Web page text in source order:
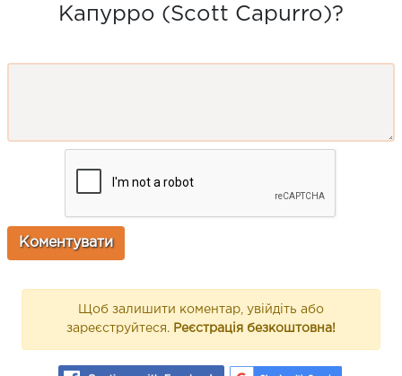
Капурро (Scott Capurro)?
Щоб залишити коментар, увійдіть або
зареєструйтеся. Реєстрація безкоштовна!